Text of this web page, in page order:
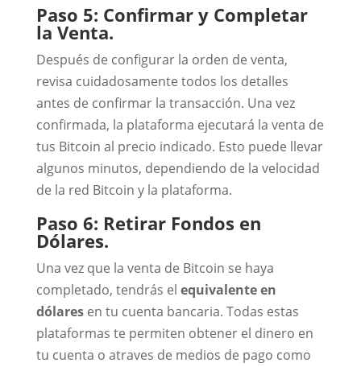
Paso 5: Confirmar y Completar
la Venta.
Después de configurar la orden de venta,
revisa cuidadosamente todos los detalles
antes de confirmar la transacción. Una vez
confirmada, la plataforma ejecutará la venta de
tus Bitcoin al precio indicado. Esto puede llevar
algunos minutos, dependiendo de la velocidad
de la red Bitcoin y la plataforma.
Paso 6: Retirar Fondos en
Dólares.
Una vez que la venta de Bitcoin se haya
completado, tendrás el equivalente en
dólaresen tu cuenta bancaria. Todas estas
plataformas te permiten obtener el dinero en
tu cuenta o atraves de medios de pago como